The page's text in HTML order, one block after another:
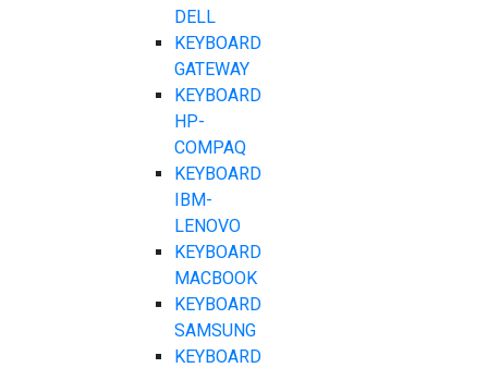
DELL
KEYBOARD
GATEWAY
KEYBOARD
HP-
COMPAQ
KEYBOARD
IBM-
LENOVO
KEYBOARD
MACBOOK
KEYBOARD
SAMSUNG
KEYBOARD